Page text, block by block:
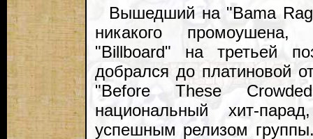
Вышедший на "Bama
никакого
"Billboard" на третьей
добрался до платиновой
"Before These
национальный хит-
успешным релизом